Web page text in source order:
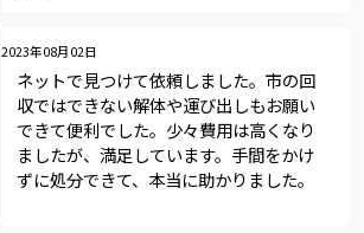
2023年08月02日
ネットで見つけて依頼しました。市の回
収ではできない解体や運び出しもお願い
できて便利でした。少々費用は高くなり
ましたが、満足しています。手間をかけ
ずに処分できて、本当に助かりました。